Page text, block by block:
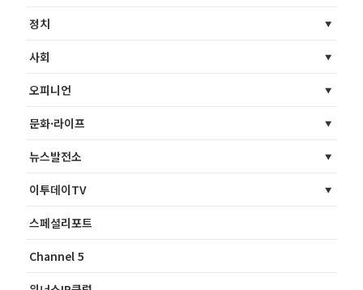
정치
사회
오피니언
문화·라이프
뉴스발전소
이투데이TV
스페셜리포트
Channel 5